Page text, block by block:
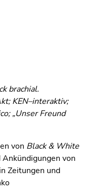
brachial.
KEN–interaktiv;
„Unser Freund
von Black & White
von
Zeitungen und